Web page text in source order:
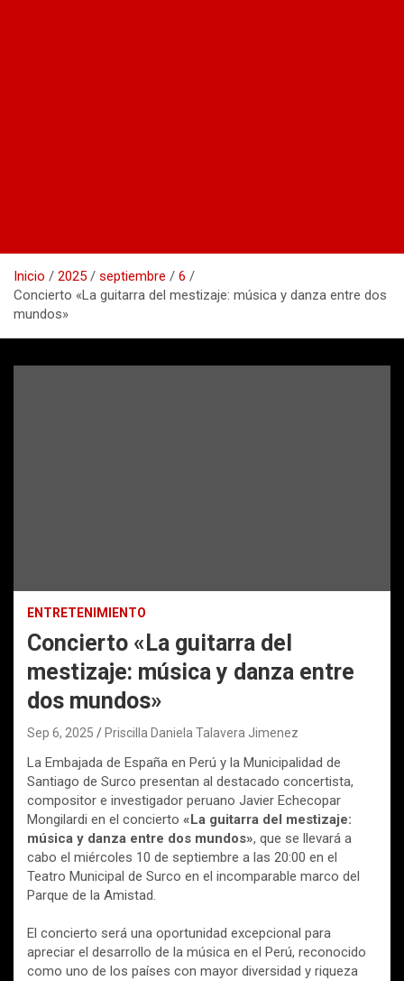
Inicio 2025 septiembre
6
Concierto «La guitarra del mestizaje: música y danza entre dos
mundos»
ENTRETENIMIENTO
Concierto «La guitarra del
mestizaje: música y danza entre
dos mundos»
Sep 6, 2025 Priscilla Daniela Talavera Jimenez
La Embajada de España en Perú y la Municipalidad de
Santiago de Surco presentan al destacado concertista,
compositor e investigador peruano Javier Echecopar
Mongilardi en el concierto «La guitarra del mestizaje:
música y danza entre dos mundos», que se llevará a
cabo el miércoles 10 de septiembre a las 20:00 en el
Teatro Municipal de Surco en el incomparable marco del
Parque de la Amistad.
El concierto será una oportunidad excepcional para
apreciar el desarrollo de la música en el Perú, reconocido
como uno de los países con mayor diversidad y riqueza